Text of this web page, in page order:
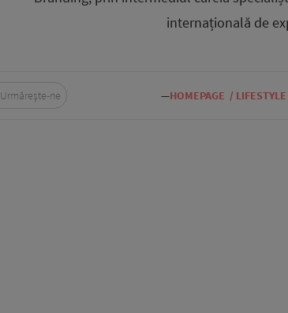
internațională de
—HOMEPAGE / LIFESTYLE
Urmărește-ne